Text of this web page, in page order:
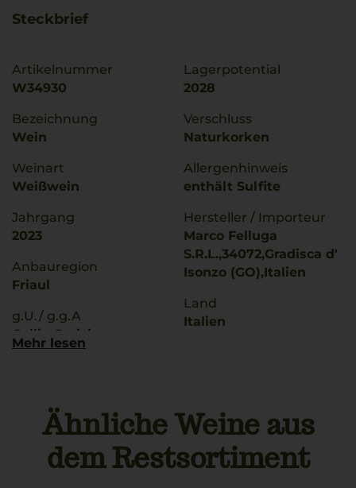
Steckbrief
Artikelnummer
W34930
Bezeichnung
Wein
Weinart
Weißwein
Jahrgang
2023
Anbauregion
Friaul
g.U./ g.g.A
Collio Goriziano
Trinktemperatur
Alkoholgehalt
Lagerpotential
2028
Verschluss
Naturkorken
Allergenhinweis
enthält Sulfite
Hersteller / Importeur
Marco Felluga
S.R.L.,34072,Gradisca d'
Isonzo (GO),Italien
Land
Italien
trocken
Mehr lesen
Ähnliche Weine aus
dem Restsortiment